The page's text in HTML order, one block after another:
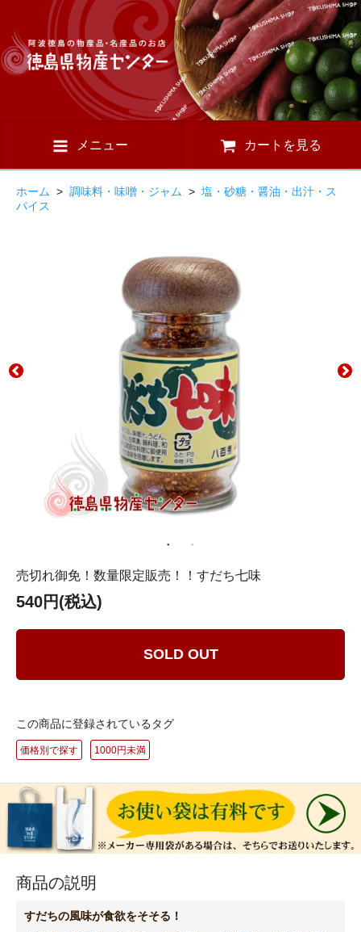
メニュー カートを見る
ホーム > 調味料・味噌・ジャム > 塩・砂糖・醤油・出汁・ス
パイス
売切れ御免！数量限定販売！！すだち七味
540円(税込)
SOLD OUT
この商品に登録されているタグ
価格別で探す 1000円未満
商品の説明
すだちの風味が食欲をそそる！